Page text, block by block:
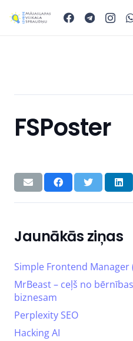
FSPoster
Jaunākās ziņas
Simple Frontend Manager
MrBeast – ceļš no
biznesam
Perplexity SEO
Hacking AI